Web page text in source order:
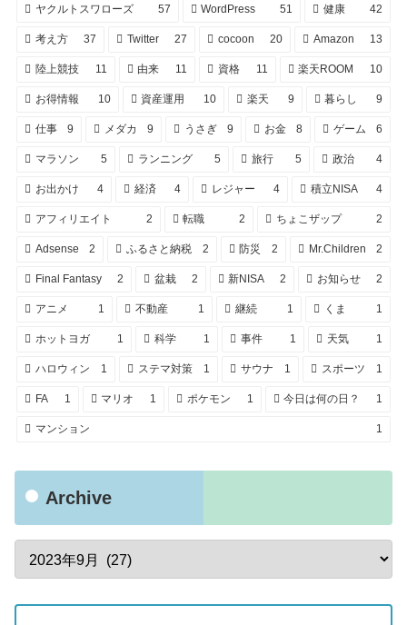
ヤクルトスワローズ 57 WordPress 51 健康 42
考え方 37 Twitter 27 cocoon 20 Amazon 13
陸上競技 11 由来 11 資格 11 楽天ROOM 10
お得情報 10 資産運用 10 楽天 9 暮らし 9
仕事 9 メダカ 9 うさぎ 9 お金 8 ゲーム 6
マラソン 5 ランニング 5 旅行 5 政治 4
お出かけ 4 経済 4 レジャー 4 積立NISA 4
アフィリエイト 2 転職 2 ちょこザップ 2
Adsense 2 ふるさと納税 2 防災 2 Mr.Children 2
Final Fantasy 2 盆栽 2 新NISA 2 お知らせ 2
アニメ 1 不動産 1 継続 1 くま 1
ホットヨガ 1 科学 1 事件 1 天気 1
ハロウィン 1 ステマ対策 1 サウナ 1 スポーツ 1
FA 1 マリオ 1 ポケモン 1 今日は何の日？ 1
マンション 1
Archive